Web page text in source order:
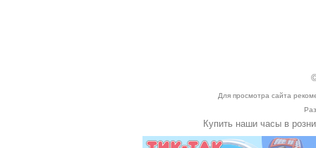
Для просмотра сайта
Купить наши часы в